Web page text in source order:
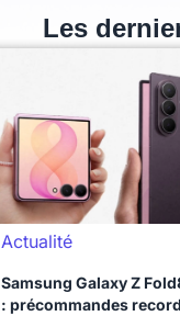
Les
Actualité
Samsung Galaxy Z
: précommandes